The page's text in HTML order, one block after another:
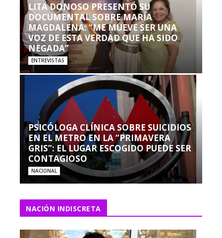
LITA DONOSO PRESENTÓ SU
DOCUMENTAL SOBRE MARÍA
MAGDALENA: “ME MUEVE SER UNA
VOZ DE ESTA VERDAD QUE HA SIDO
NEGADA”
ENTREVISTAS
PSICÓLOGA CLÍNICA SOBRE SUICIDIOS
EN EL METRO EN LA “PRIMAVERA
GRIS”: EL LUGAR ESCOGIDO PUEDE SER
CONTAGIOSO
NACIONAL
NACIÓN INDISCRETA